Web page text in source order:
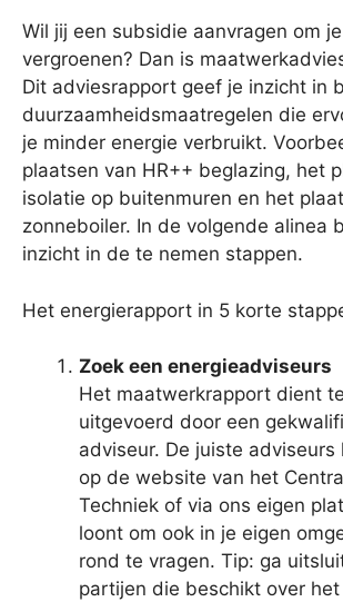
Wil jij een subsidie aanvragen om
vergroenen? Dan is
Dit adviesrapport geef je inzicht in
duurzaamheidsmaatregelen die
je minder energie verbruikt.
plaatsen van HR++ beglazing, het
isolatie op buitenmuren en het
zonneboiler. In de volgende alinea
inzicht in de te nemen stappen.
Het energierapport in 5 korte
Zoek een energieadviseurs
Het maatwerkrapport dient
uitgevoerd door een
adviseur. De juiste adviseurs
op de website van het
Techniek of via ons eigen
loont om ook in je eigen
rond te vragen. Tip: ga
partijen die beschikt over